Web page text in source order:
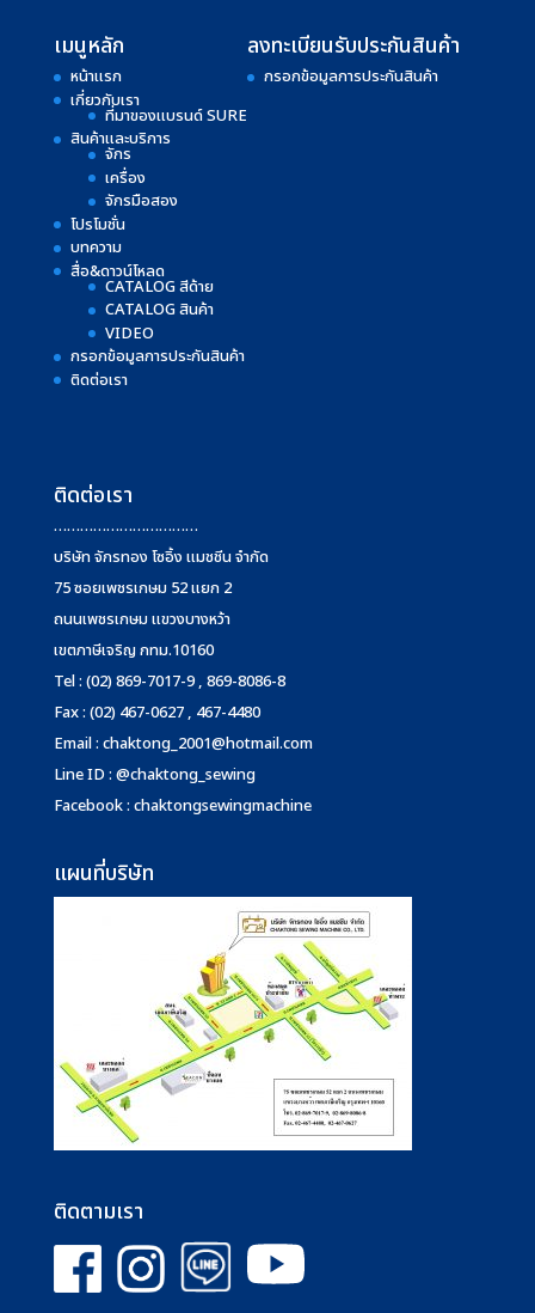
เมนูหลัก
หน้าแรก
เกี่ยวกับเรา
ที่มาของแบรนด์ SURE
สินค้าและบริการ
จักร
เครื่อง
จักรมือสอง
โปรโมชั่น
บทความ
สื่อ&ดาวน์โหลด
CATALOG สีด้าย
CATALOG สินค้า
VIDEO
กรอกข้อมูลการประกันสินค้า
ติดต่อเรา
ลงทะเบียนรับประกันสินค้า
กรอกข้อมูลการประกันสินค้า
ติดต่อเรา
……………………………
บริษัท จักรทอง โซอิ้ง แมชชีน จำกัด
75 ซอยเพชรเกษม 52 แยก 2
ถนนเพชรเกษม แขวงบางหว้า
เขตภาษีเจริญ กทม.10160
Tel : (02) 869-7017-9 , 869-8086-8
Fax : (02) 467-0627 , 467-4480
Email : chaktong_2001@hotmail.com
Line ID : @chaktong_sewing
Facebook : chaktongsewingmachine
แผนที่บริษัท
ติดตามเรา